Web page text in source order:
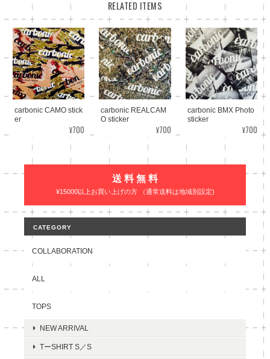
RELATED ITEMS
carbonic CAMO stick
er
¥700
carbonic REALCAM
O sticker
¥700
carbonic BMX Photo
sticker
¥700
送 料 無 料
¥15000以上お買い上げの方 （通常送料は地域別設定)
CATEGORY
COLLABORATION
ALL
TOPS
NEW ARRIVAL
TーSHIRT S／S